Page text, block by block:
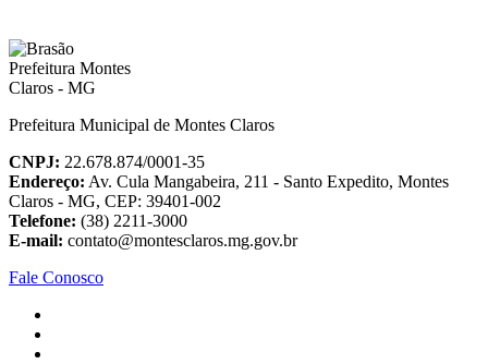
Prefeitura Municipal de Montes Claros
CNPJ: 22.678.874/0001-35
Endereço: Av. Cula Mangabeira, 211 - Santo Expedito, Montes
Claros - MG, CEP: 39401-002
Telefone: (38) 2211-3000
E-mail: contato@montesclaros.mg.gov.br
Fale Conosco